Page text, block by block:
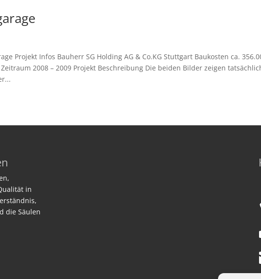
Projekt Infos Bauherr SG Holding AG & Co.KG Stuttgart Baukosten ca.
Zeitraum 2008 – 2009 Projekt Beschreibung Die beiden Bilder zeigen
in
die Säulen